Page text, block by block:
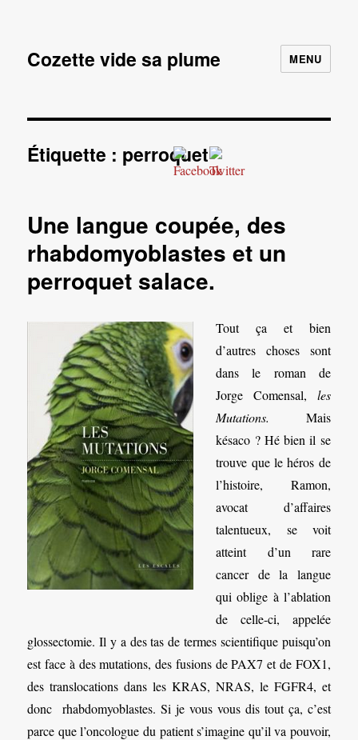
Cozette vide sa plume MENU
Étiquette : perroquet
Une langue coupée, des
rhabdomyoblastes et un
perroquet salace.
Tout ça et bien
d’autres choses sont
dans le roman de
Jorge Comensal, les
Mutations.
Mais
késaco ? Hé bien il se
trouve que le héros de
l’histoire, Ramon,
avocat d’affaires
talentueux, se voit
atteint d’un rare
cancer de la langue
qui oblige à l’ablation
de celle-ci, appelée
glossectomie. Il y a des tas de termes scientifique puisqu’on
est face à des mutations, des fusions de PAX7 et de FOX1,
des translocations dans les KRAS, NRAS, le FGFR4, et
donc rhabdomyoblastes. Si je vous vous dis tout ça, c’est
parce que l’oncologue du patient s’imagine qu’il va pouvoir,